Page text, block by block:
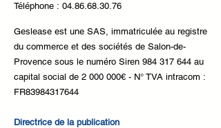
Téléphone : 04.86.68.30.76
Geslease est une SAS, immatriculée au registre
du commerce et des sociétés de Salon-de-
Provence sous le numéro Siren 984 317 644 au
capital social de 2 000 000€ - N° TVA intracom :
FR83984317644
Directrice de la publication